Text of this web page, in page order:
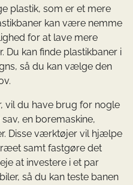
plastik, som er et mere
kan være nemme
for at lave mere
Du kan finde plastikbaner i
så du kan vælge den
vil du have brug for nogle
en boremaskine,
Disse værktøjer vil hjælpe
samt fastgøre det
at investere i et par
så du kan teste banen